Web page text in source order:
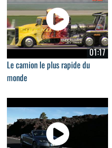
01:17
Le camion le plus rapide du
monde